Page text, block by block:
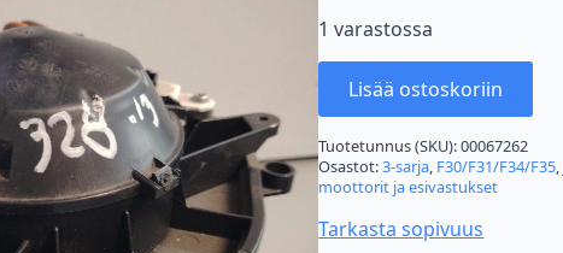
1 varastossa
Lisää ostoskoriin
Tuotetunnus (SKU):00067262
Osastot:3-sarja, F30/F31/F34/F35,
moottorit ja esivastukset
Tarkasta sopivuus